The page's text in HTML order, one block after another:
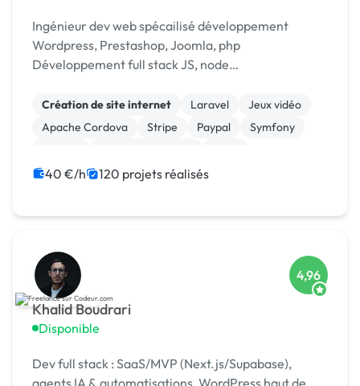
Ingénieur dev web spécailisé développement
Wordpress, Prestashop, Joomla, php
Développement full stack JS, node
chat temp réel : [URL MASQUÉE], webrtc
Création de site internet Laravel
Jeux vidéo
Apache Cordova
Stripe Paypal
Symfony
40 €/h 120 projets réalisés
Khalid Boudrari
Disponible
4,96
Dev full stack : SaaS/MVP (Next.js/Supabase),